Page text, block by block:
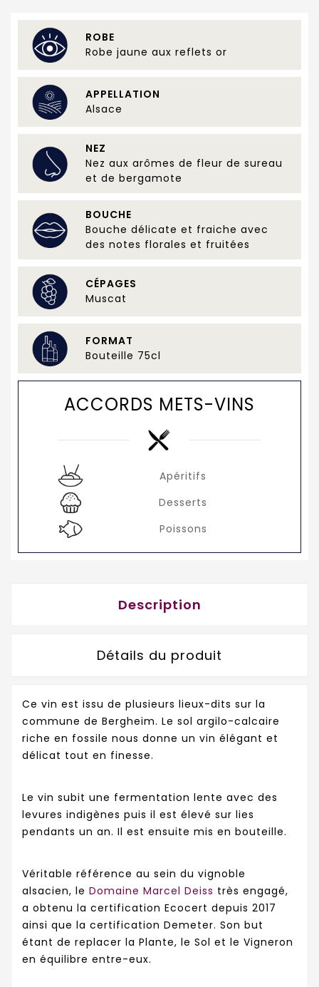
ROBE
Robe jaune aux reflets or
APPELLATION
Alsace
NEZ
Nez aux arômes de fleur de sureau
et de bergamote
BOUCHE
Bouche délicate et fraiche avec
des notes florales et fruitées
CÉPAGES
Muscat
FORMAT
Bouteille 75cl
ACCORDS METS-VINS
Apéritifs
Desserts
Poissons
Description
Détails du produit
Ce vin est issu de plusieurs lieux-dits sur la
commune de Bergheim. Le sol argilo-calcaire
riche en fossile nous donne un vin élégant et
délicat tout en finesse.
Le vin subit une fermentation lente avec des
levures indigènes puis il est élevé sur lies
pendants un an. Il est ensuite mis en bouteille.
Véritable référence au sein du vignoble
alsacien, le Domaine Marcel Deiss très engagé,
a obtenu la certification Ecocert depuis 2017
ainsi que la certification Demeter. Son but
étant de replacer la Plante, le Sol et le Vigneron
en équilibre entre-eux.